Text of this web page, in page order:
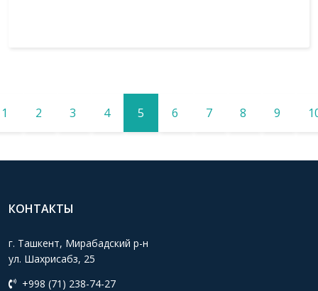
1 2 3 4 5 6 7 8 9
КОНТАКТЫ
г. Ташкент, Мирабадский р-н
ул. Шахрисабз, 25
+998 (71) 238-74-27